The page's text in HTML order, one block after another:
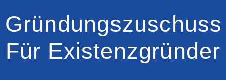
Gründungszuschuss
Für Existenzgründer